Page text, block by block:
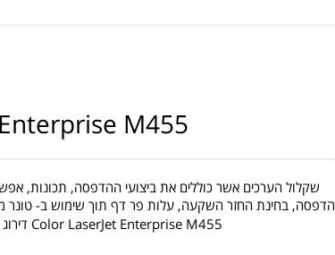
M455
שקלול הערכים אשר כוללים את ביצועי ההדפסה, תכונות,
הדפסה, בחינת החזר השקעה, עלות פר דף תוך שימוש ב- טונר
Color LaserJet Enterprise M455 דירוג של חמישה כוכבים